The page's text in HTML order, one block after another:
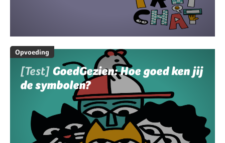
Opvoeding
[Test] GoedGezien: Hoe goed ken jij
de symbolen?